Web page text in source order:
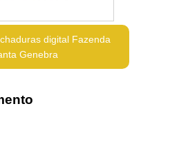
digital Fazenda
Genebra